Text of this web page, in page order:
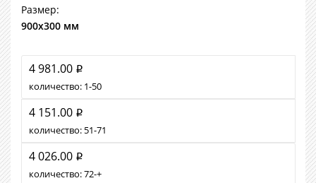
Размер:
900х300 мм
4 981.00 i
количество: 1 50
4 151.00 i
количество: 51 71
4 026.00 i
количество:72 +